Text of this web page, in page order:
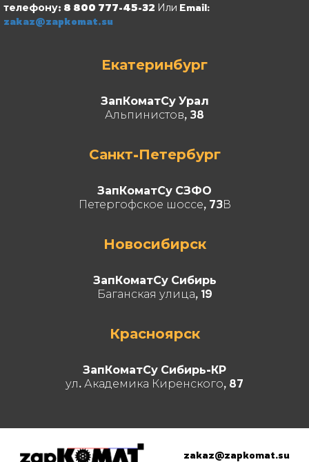
телефону: 8 800 777-45-32 Или Email:
zakaz@zapkomat.su
Екатеринбург
ЗапКоматСу Урал
Альпинистов, 38
Санкт-Петербург
ЗапКоматСу СЗФО
Петергофское шоссе, 73В
Новосибирск
ЗапКоматСу Сибирь
Баганская улица, 19
Красноярск
ЗапКоматСу Сибирь-КР
ул. Академика Киренского, 87
zakaz@zapkomat.su